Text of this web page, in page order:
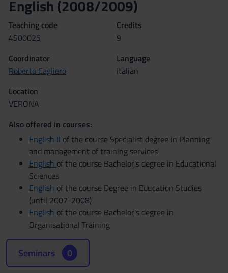
English (2008/2009)
Teaching code
4S00025
Credits
9
Coordinator
Roberto Cagliero
Language
Italian
Location
VERONA
Also offered in courses:
English II of the course Specialist degree in Planning
and management of training services
English of the course Bachelor's degree in Educational
Sciences
English of the course Degree in Education Studies
(until 2007-2008)
English of the course Bachelor's degree in
Organisational Training
Seminars 0